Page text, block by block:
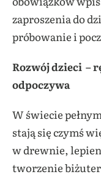
zaproszenia do
próbowanie i
Rozwój dzieci –
odpoczywa
W świecie
stają się czymś
w drewnie,
tworzenie